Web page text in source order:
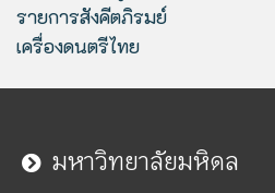
รายการสังคีตภิรมย์
เครื่องดนตรีไทย
มหาวิทยาลัยมหิดล